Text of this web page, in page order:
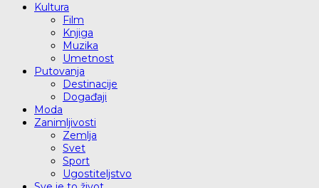
Kultura
Film
Knjiga
Muzika
Umetnost
Putovanja
Destinacije
Događaji
Moda
Zanimljivosti
Zemlja
Svet
Sport
Ugostiteljstvo